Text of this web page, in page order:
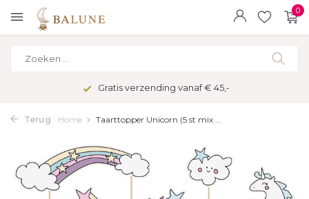
0
Gratis verzending vanaf € 45,-
Terug Home Taarttopper Unicorn (5 st mix ...